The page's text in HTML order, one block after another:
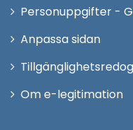
Personuppgifter -
Anpassa sidan
Om e-legitimation